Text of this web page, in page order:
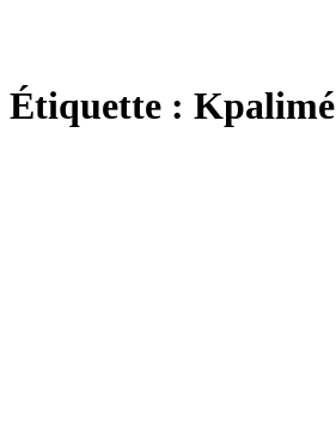
Étiquette : Kpalimé